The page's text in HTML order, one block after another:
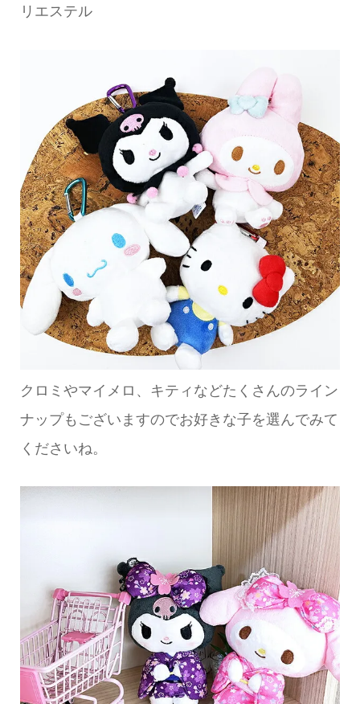
リエステル
クロミやマイメロ、キティなどたくさんのライン
ナップもございますのでお好きな子を選んでみて
くださいね。